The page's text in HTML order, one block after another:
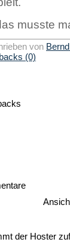
musste
von
(0)
der Hoster